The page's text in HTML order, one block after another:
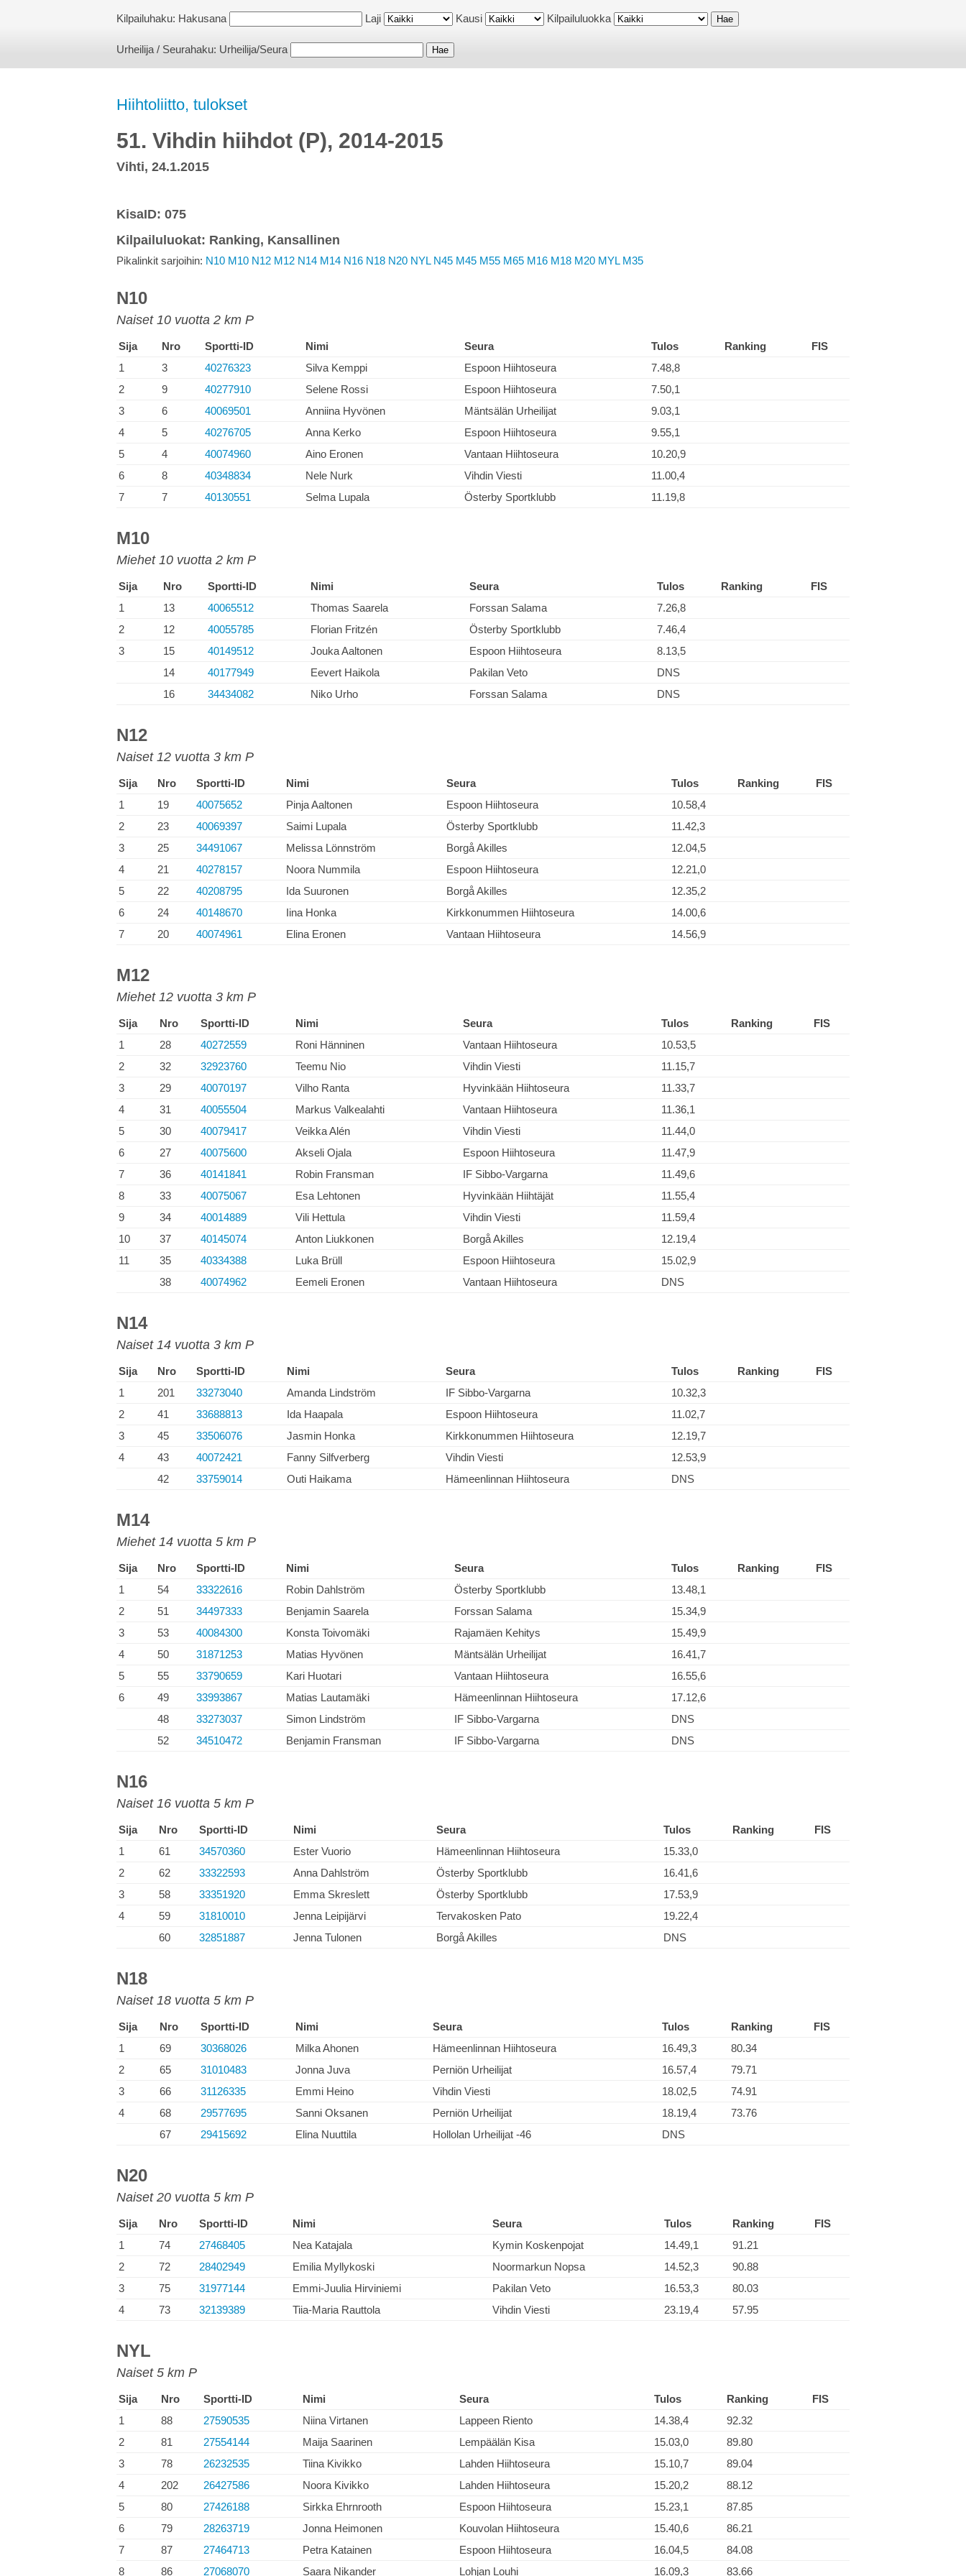
Kilpailuhaku: Hakusana Laji Kausi Kilpailuluokka
Urheilija / Seurahaku: Urheilija/Seura
Hiihtoliitto, tulokset
51. Vihdin hiihdot (P), 2014-2015
Vihti, 24.1.2015
KisaID: 075
Kilpailuluokat: Ranking, Kansallinen
Pikalinkit sarjoihin: N10 M10 N12 M12 N14 M14 N16 N18 N20 NYL N45 M45 M55 M65 M16 M18 M20 MYL M35
N10
Naiset 10 vuotta 2 km P
Sija Nro Sportti-ID Nimi Seura Tulos Ranking
FIS
1
3 40276323 Silva Kemppi Espoon Hiihtoseura
7.48,8
2
9 40277910 Selene Rossi Espoon Hiihtoseura
7.50,1
3
6 40069501 Anniina Hyvönen Mäntsälän Urheilijat
9.03,1
4
5 40276705 Anna Kerko Espoon Hiihtoseura
9.55,1
5
4 40074960 Aino Eronen Vantaan Hiihtoseura
10.20,9
6
8 40348834 Nele Nurk Vihdin Viesti
11.00,4
7
7 40130551 Selma Lupala Österby Sportklubb 11.19,8
M10
Miehet 10 vuotta 2 km P
Sija Nro Sportti-ID Nimi Seura Tulos Ranking
FIS
1
13 40065512 Thomas Saarela Forssan Salama
7.26,8
2
12 40055785 Florian Fritzén Österby Sportklubb
7.46,4
3
15 40149512 Jouka Aaltonen Espoon Hiihtoseura
8.13,5
14
40177949 Eevert Haikola Pakilan Veto
DNS
16
34434082 Niko Urho Forssan Salama DNS
N12
Naiset 12 vuotta 3 km P
Sija Nro Sportti-ID Nimi Seura Tulos Ranking
FIS
1
19 40075652 Pinja Aaltonen Espoon Hiihtoseura
10.58,4
2
23 40069397 Saimi Lupala Österby Sportklubb
11.42,3
3
25 34491067 Melissa Lönnström Borgå Akilles
12.04,5
4
21 40278157 Noora Nummila Espoon Hiihtoseura
12.21,0
5
22 40208795 Ida Suuronen Borgå Akilles
12.35,2
6
24 40148670 Iina Honka Kirkkonummen Hiihtoseura
14.00,6
7
20 40074961 Elina Eronen Vantaan Hiihtoseura 14.56,9
M12
Miehet 12 vuotta 3 km P
Sija Nro Sportti-ID Nimi Seura Tulos Ranking
FIS
1
28 40272559 Roni Hänninen Vantaan Hiihtoseura
10.53,5
2
32 32923760 Teemu Nio Vihdin Viesti
11.15,7
3
29 40070197 Vilho Ranta Hyvinkään Hiihtoseura
11.33,7
4
31 40055504 Markus Valkealahti Vantaan Hiihtoseura
11.36,1
5
30 40079417 Veikka Alén Vihdin Viesti
11.44,0
6
27 40075600 Akseli Ojala Espoon Hiihtoseura
11.47,9
7
36 40141841 Robin Fransman IF Sibbo-Vargarna
11.49,6
8
33 40075067 Esa Lehtonen Hyvinkään Hiihtäjät
11.55,4
9
34 40014889 Vili Hettula Vihdin Viesti
11.59,4
10
37 40145074 Anton Liukkonen Borgå Akilles
12.19,4
11
35 40334388 Luka Brüll Espoon Hiihtoseura
15.02,9
38
40074962 Eemeli Eronen Vantaan Hiihtoseura DNS
N14
Naiset 14 vuotta 3 km P
Sija Nro Sportti-ID Nimi Seura Tulos Ranking
FIS
1
201 33273040 Amanda Lindström IF Sibbo-Vargarna
10.32,3
2
41 33688813 Ida Haapala Espoon Hiihtoseura
11.02,7
3
45 33506076 Jasmin Honka Kirkkonummen Hiihtoseura
12.19,7
4
43 40072421 Fanny Silfverberg Vihdin Viesti
12.53,9
42
33759014 Outi Haikama Hämeenlinnan Hiihtoseura DNS
M14
Miehet 14 vuotta 5 km P
Sija Nro Sportti-ID Nimi Seura Tulos Ranking
FIS
1
54 33322616 Robin Dahlström Österby Sportklubb
13.48,1
2
51 34497333 Benjamin Saarela Forssan Salama
15.34,9
3
53 40084300 Konsta Toivomäki Rajamäen Kehitys
15.49,9
4
50 31871253 Matias Hyvönen Mäntsälän Urheilijat
16.41,7
5
55 33790659 Kari Huotari Vantaan Hiihtoseura
16.55,6
6
49 33993867 Matias Lautamäki Hämeenlinnan Hiihtoseura
17.12,6
48
33273037 Simon Lindström IF Sibbo-Vargarna
DNS
52
34510472 Benjamin Fransman IF Sibbo-Vargarna DNS
N16
Naiset 16 vuotta 5 km P
Sija Nro Sportti-ID Nimi Seura Tulos Ranking
FIS
1
61 34570360 Ester Vuorio Hämeenlinnan Hiihtoseura
15.33,0
2
62 33322593 Anna Dahlström Österby Sportklubb
16.41,6
3
58 33351920 Emma Skreslett Österby Sportklubb
17.53,9
4
59 31810010 Jenna Leipijärvi Tervakosken Pato
19.22,4
60
32851887 Jenna Tulonen Borgå Akilles DNS
N18
Naiset 18 vuotta 5 km P
Sija Nro Sportti-ID Nimi Seura Tulos Ranking
FIS
1
69 30368026 Milka Ahonen Hämeenlinnan Hiihtoseura 16.49,3
80.34
2
65 31010483 Jonna Juva Perniön Urheilijat 16.57,4
79.71
3
66 31126335 Emmi Heino Vihdin Viesti 18.02,5
74.91
4
68 29577695 Sanni Oksanen Perniön Urheilijat 18.19,4
73.76
67
29415692 Elina Nuuttila Hollolan Urheilijat -46 DNS
N20
Naiset 20 vuotta 5 km P
Sija Nro Sportti-ID Nimi Seura Tulos Ranking
FIS
1
74 27468405 Nea Katajala Kymin Koskenpojat 14.49,1
91.21
2
72 28402949 Emilia Myllykoski Noormarkun Nopsa 14.52,3
90.88
3
75 31977144 Emmi-Juulia Hirviniemi Pakilan Veto 16.53,3
80.03
4
73 32139389 Tiia-Maria Rauttola Vihdin Viesti 23.19,4 57.95
NYL
Naiset 5 km P
Sija Nro Sportti-ID Nimi Seura Tulos Ranking
FIS
1
88 27590535 Niina Virtanen Lappeen Riento 14.38,4
92.32
2
81 27554144 Maija Saarinen Lempäälän Kisa 15.03,0
89.80
3
78 26232535 Tiina Kivikko Lahden Hiihtoseura 15.10,7
89.04
4
202 26427586 Noora Kivikko Lahden Hiihtoseura 15.20,2
88.12
5
80 27426188 Sirkka Ehrnrooth Espoon Hiihtoseura 15.23,1
87.85
6
79 28263719 Jonna Heimonen Kouvolan Hiihtoseura 15.40,6
86.21
7
87 27464713 Petra Katainen Espoon Hiihtoseura 16.04,5
84.08
8
86 27068070 Saara Nikander Lohjan Louhi 16.09,3 83.66